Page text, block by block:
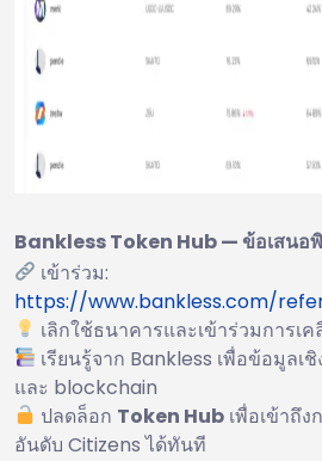
Bankless Token Hub — ข้อเสนอ
เข้าร่วม:
https://www.bankless.com/
เลิกใช้ธนาคารและเข้าร่วมการเ
เรียนรู้จาก Bankless เพื่อข้อมูลเ
และ blockchain
ปลดล็อก Token Hub เพื่อเข้าถึ
อันดับ Citizens ได้ทันที